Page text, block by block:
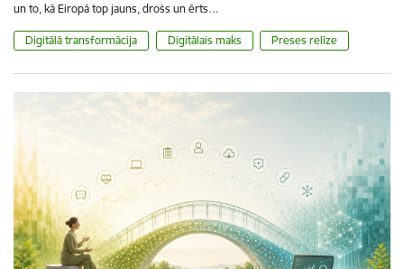
un to, kā Eiropā top jauns, drošs un ērts…
Digitālā transformācija Digitālais maks Preses relīze